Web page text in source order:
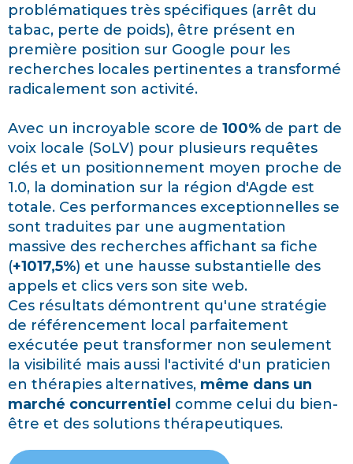
problématiques très spécifiques (arrêt du
tabac, perte de poids), être présent en
première position sur Google pour les
recherches locales pertinentes a transformé
radicalement son activité.
Avec un incroyable score de 100% de part de
voix locale (SoLV) pour plusieurs requêtes
clés et un positionnement moyen proche de
1.0, la domination sur la région d'Agde est
totale. Ces performances exceptionnelles se
sont traduites par une augmentation
massive des recherches affichant sa fiche
(+1017,5%) et une hausse substantielle des
appels et clics vers son site web.
Ces résultats démontrent qu'une stratégie
de référencement local parfaitement
exécutée peut transformer non seulement
la visibilité mais aussi l'activité d'un praticien
en thérapies alternatives, même dans un
marché concurrentiel comme celui du bien-
être et des solutions thérapeutiques.